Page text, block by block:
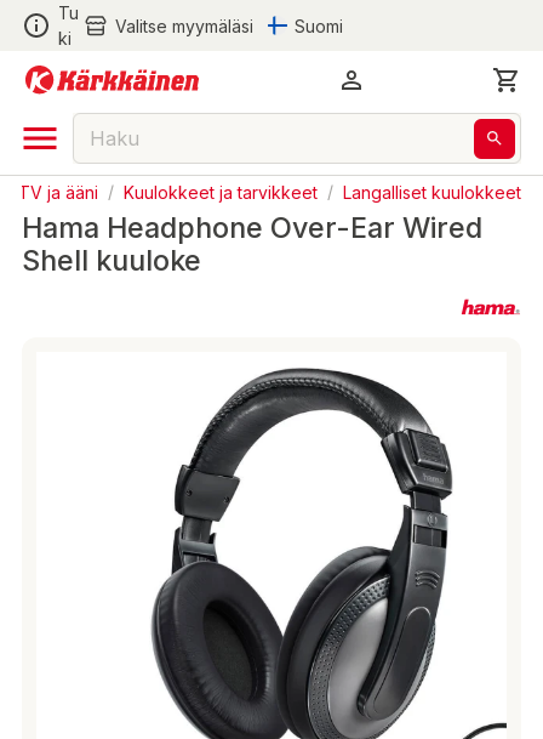
Tu
ki
Valitse myymäläsi Suomi
TV ja ääni / Kuulokkeet ja tarvikkeet / Langalliset kuulokkeet
Hama Headphone Over-Ear Wired
Shell kuuloke